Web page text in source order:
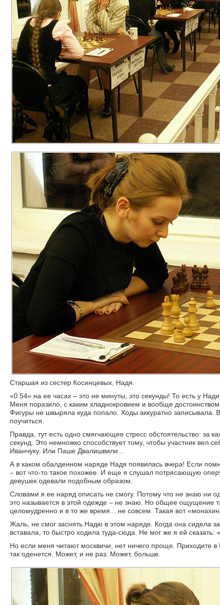
Старшая из сестер Косинцевых, Надя.
«0.54» на ее часах – это не минуты, это секунды! То есть у
Меня поразило, с каким хладнокровием и вообще
Фигуры не швыряла куда попало. Ходы аккуратно
поучиться.
Правда, тут есть одно смягчающее стресс обстоятельство: за
секунд. Это немножко способствует тому, чтобы участник вел
Иванчуку. Или Паше Двалишвили...
А в каком обалденном наряде Надя появилась вчера! Если
– вот что-то такое похожее. И еще я слушал потрясающую
девушек одевали подобным образом.
Словами я ее наряд описать не смогу. Потому что не знаю ни
это называется в этой одежде – не знаю. Но общее ощущение
целомудренно и в то же время... не совсем. Такая вот
Жаль, не смог заснять Надю в этом наряде. Когда она сидела
вставала, то быстро ходила туда-сюда. Не мог же я ей сказать:
Но если меня читают москвичи, нет ничего проще. Приходите
так оденется. Может, и не раз. Может, больше.